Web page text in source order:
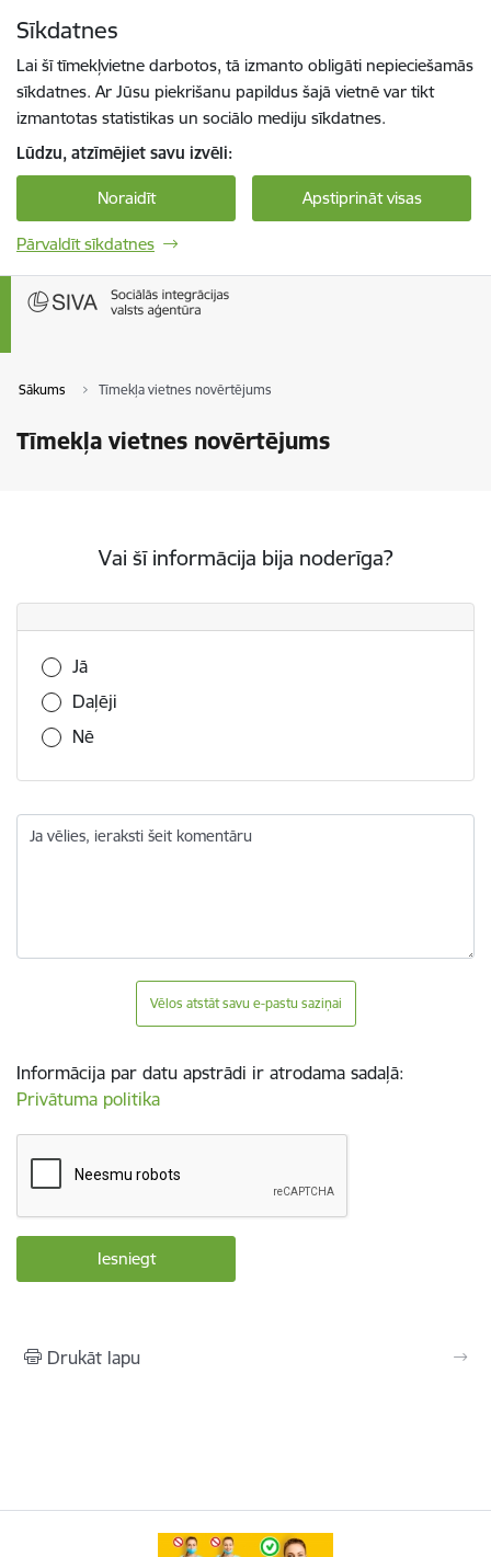
Sīkdatnes
Lai šī tīmekļvietne darbotos, tā izmanto obligāti nepieciešamās
sīkdatnes. Ar Jūsu piekrišanu papildus šajā vietnē var tikt
izmantotas statistikas un sociālo mediju sīkdatnes.
Lūdzu, atzīmējiet savu izvēli:
Noraidīt Apstiprināt visas
Pārvaldīt sīkdatnes
Sākums Tīmekļa vietnes novērtējums
Tīmekļa vietnes novērtējums
Vai šī informācija bija noderīga?
Vai šī informācija bija noderīga?
Jā
Daļēji
Nē
Ja vēlies, ieraksti šeit komentāru
Vēlos atstāt savu e-pastu saziņai
Informācija par datu apstrādi ir atrodama sadaļā:
Privātuma politika
Drukāt lapu